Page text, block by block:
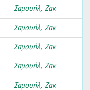
Σαμουήλ, Ζακ
Σαμουήλ, Ζακ
Σαμουήλ, Ζακ
Σαμουήλ, Ζακ
Σαμουήλ, Ζακ